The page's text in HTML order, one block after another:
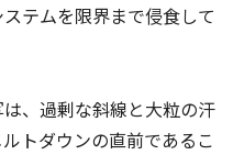
テムを限界まで侵食して
、過剰な斜線と大粒の汗
トダウンの直前であるこ